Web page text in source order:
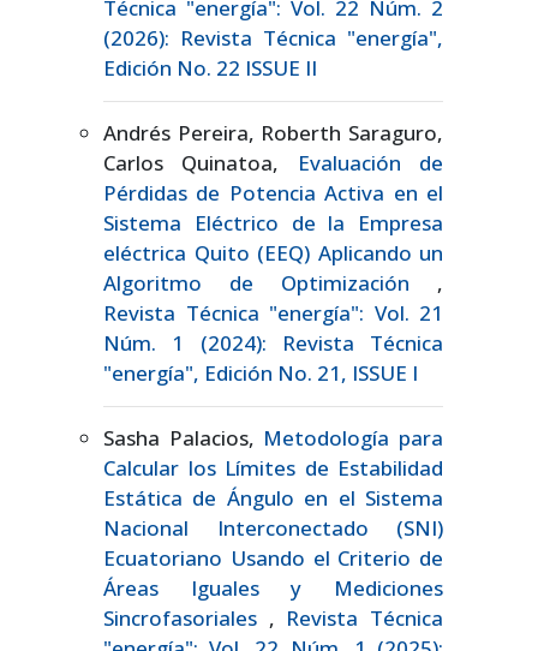
Técnica "energía": Vol. 22 Núm. 2
(2026): Revista Técnica "energía",
Edición No. 22 ISSUE II
Andrés Pereira, Roberth Saraguro,
Carlos Quinatoa,
Evaluación de
Pérdidas de Potencia Activa en el
Sistema Eléctrico de la Empresa
eléctrica Quito (EEQ) Aplicando un
Algoritmo de Optimización ,
Revista Técnica "energía": Vol. 21
Núm. 1 (2024): Revista Técnica
"energía", Edición No. 21, ISSUE I
Sasha Palacios, Metodología para
Calcular los Límites de Estabilidad
Estática de Ángulo en el Sistema
Nacional Interconectado (SNI)
Ecuatoriano Usando el Criterio de
Áreas Iguales y Mediciones
Sincrofasoriales , Revista Técnica